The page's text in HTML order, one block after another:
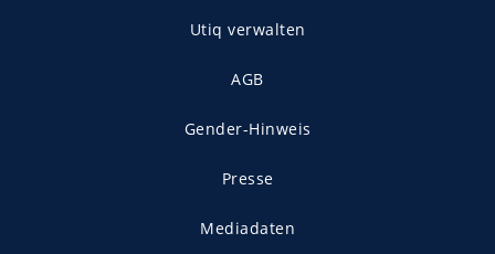
Utiq verwalten
AGB
Gender-Hinweis
Presse
Mediadaten